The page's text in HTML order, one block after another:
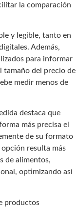
la comparación
y legible, tanto en
Además,
para informar
tamaño del precio de
medir menos de
destaca que
más precisa el
de su formato
resulta más
de alimentos,
optimizando así
productos